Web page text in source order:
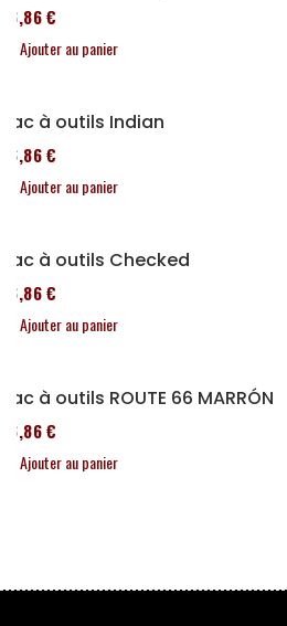
76,86 €
Ajouter au panier
Sac à outils Indian
76,86 €
Ajouter au panier
Sac à outils Checked
76,86 €
Ajouter au panier
Sac à outils ROUTE 66 MARRÓN
76,86 €
Ajouter au panier